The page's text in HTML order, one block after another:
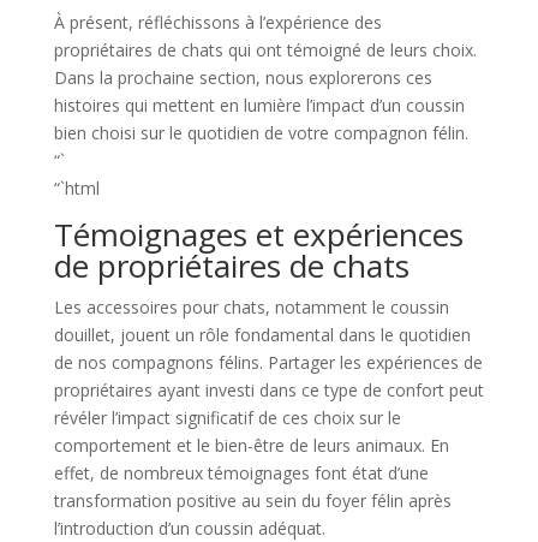
À présent, réfléchissons à l’expérience des
propriétaires de chats qui ont témoigné de leurs choix.
Dans la prochaine section, nous explorerons ces
histoires qui mettent en lumière l’impact d’un coussin
bien choisi sur le quotidien de votre compagnon félin.
“`
“`html
Témoignages et expériences
de propriétaires de chats
Les accessoires pour chats, notamment le coussin
douillet, jouent un rôle fondamental dans le quotidien
de nos compagnons félins. Partager les expériences de
propriétaires ayant investi dans ce type de confort peut
révéler l’impact significatif de ces choix sur le
comportement et le bien-être de leurs animaux. En
effet, de nombreux témoignages font état d’une
transformation positive au sein du foyer félin après
l’introduction d’un coussin adéquat.